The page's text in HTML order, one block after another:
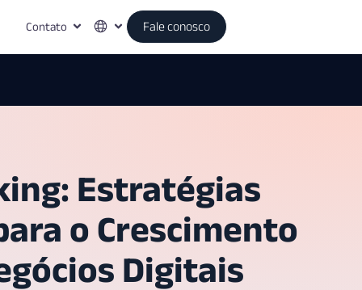
Contato Fale conosco
Estratégias
o Crescimento
Digitais